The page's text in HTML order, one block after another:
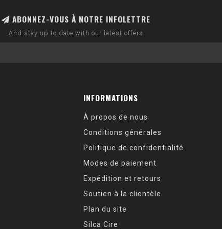
ABONNEZ-VOUS À NOTRE INFOLETTRE
And stay up to date with our latest offers
INFORMATIONS
À propos de nous
Conditions générales
Politique de confidentialité
Modes de paiement
Expédition et retours
Soutien à la clientèle
Plan du site
Silca Cire